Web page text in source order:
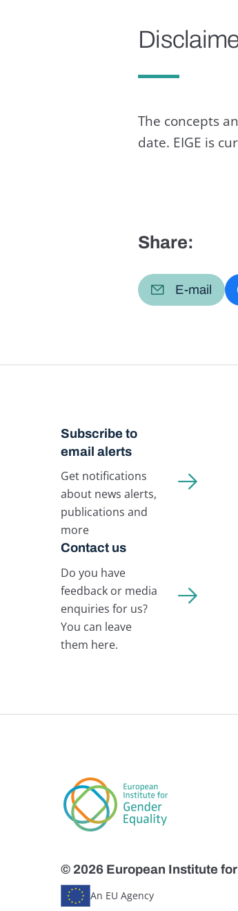
The concepts
date. EIGE is
Share:
E-mail
Subscribe to
email alerts
Get notifications
about news alerts,
publications and
more
Contact us
Do you have
feedback or media
enquiries for us?
You can leave
them here.
© 2026 European Institute
An EU Agency